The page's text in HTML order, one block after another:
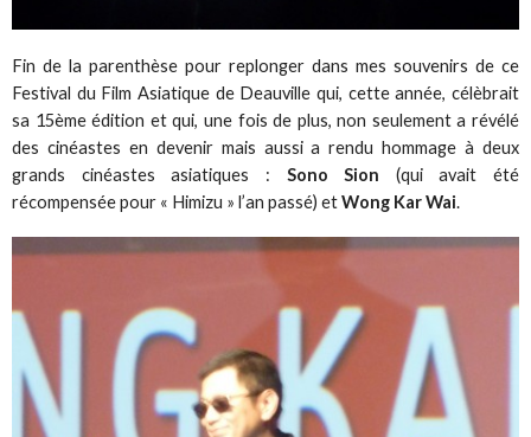
Fin de la parenthèse pour replonger dans mes souvenirs de ce
Festival du Film Asiatique de Deauville qui, cette année, célèbrait
sa 15ème édition et qui, une fois de plus, non seulement a révélé
des cinéastes en devenir mais aussi a rendu hommage à deux
grands cinéastes asiatiques : Sono Sion (qui avait été
récompensée pour « Himizu » l’an passé) etWong Kar Wai.